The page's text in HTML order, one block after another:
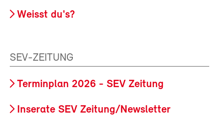
Weisst du's?
SEV-ZEITUNG
Terminplan 2026 - SEV Zeitung
Inserate SEV Zeitung/Newsletter